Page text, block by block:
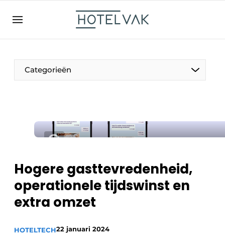
EN
NL
EN
FR
Categorieën
De Pen
Projecten
Housekeeping
Hogere gasttevredenheid,
operationele tijdswinst en
extra omzet
HOTELTECH22 januari 2024